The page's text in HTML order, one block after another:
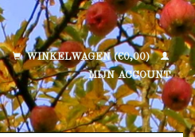
WINKELWAGEN (€0,00)
MIJN ACCOUNT